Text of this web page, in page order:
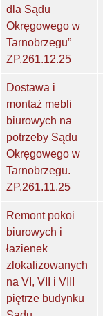
dla Sądu
Okręgowego w
Tarnobrzegu”
ZP.261.12.25
Dostawa i
montaż mebli
biurowych na
potrzeby Sądu
Okręgowego w
Tarnobrzegu.
ZP.261.11.25
Remont pokoi
biurowych i
łazienek
zlokalizowanych
na VI, VII i VIII
piętrze budynku